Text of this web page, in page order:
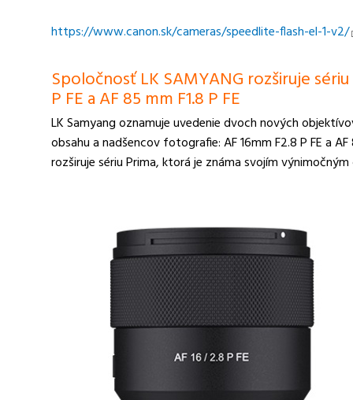
https://www.canon.sk/cameras/speedlite-flash-el-1-v2/
Spoločnosť LK SAMYANG rozširuje
P FE a AF 85 mm F1.8 P FE
LK Samyang oznamuje uvedenie dvoch nových
obsahu a nadšencov fotografie: AF 16mm F2.8 P FE a
rozširuje sériu Prima, ktorá je známa svojím